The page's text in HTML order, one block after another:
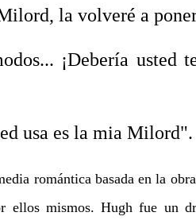
la volveré a
¡Debería usted
usa es la mia Milord".
romántica basada en la
ellos mismos. Hugh fue un